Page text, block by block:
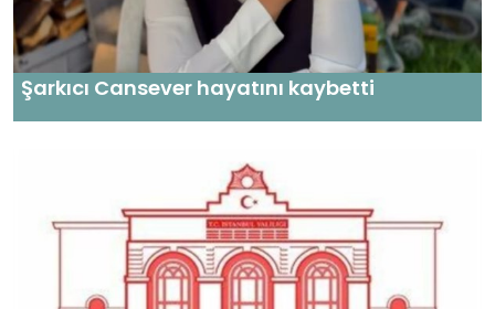
Şarkıcı Cansever hayatını kaybetti